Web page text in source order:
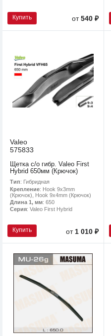
Купить от540 ₽
Valeo
575833
Щетка с/о гибр. Valeo First
Hybrid 650мм (Крючок)
Тип: Гибридная
Крепление: Hook 9x3mm
(Крючок), Hook 9x4mm (Крючок)
Длина 1, мм: 650
Серия: Valeo First Hybrid
Купить от 1 010 ₽